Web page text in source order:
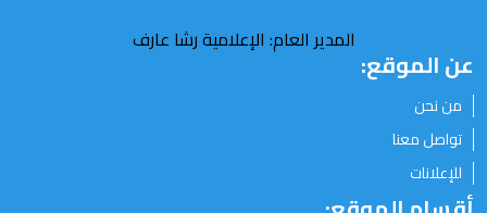
المدير العام: الإعلامية رشا عارف
عن الموقع:
من نحن
تواصل معنا
للإعلانات